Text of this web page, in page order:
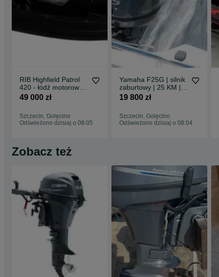
RIB Highfield Patrol
420 - łódź motorowa
trenerska, klubowa,
49 000 zł
Szczecin, Golęcino
Odświeżono dzisiaj o 08:05
Yamaha F25G | silnik
zaburtowy | 25 KM |
rumpel, manetka |
19 800 zł
Szczecin, Golęcino
Odświeżono dzisiaj o 08:04
Zobacz też